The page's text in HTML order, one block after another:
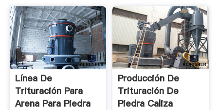
Línea De
Trituración Para
Arena Para Piedra
Producción De
Trituración De
Piedra Caliza